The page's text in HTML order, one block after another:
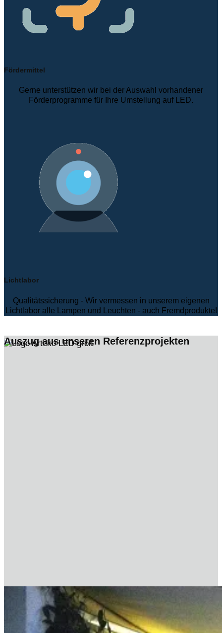
Fördermittel
Gerne unterstützen wir bei der Auswahl vorhandener
Förderprogramme für Ihre Umstellung auf LED.
Lichtlabor
Qualitätssicherung - Wir vermessen in unserem eigenen
Lichtlabor alle Lampen und Leuchten - auch Fremdprodukte!
Auszug aus unseren Referenzprojekten